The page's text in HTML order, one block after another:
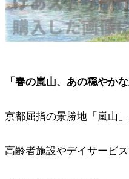
「春の嵐山、あの穏やか
京都屈指の景勝地「嵐山
高齢者施設やデイサービ